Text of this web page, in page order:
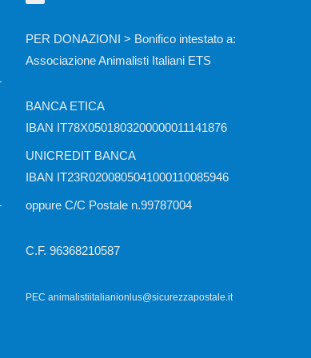
PER DONAZIONI > Bonifico intestato a:
Associazione Animalisti Italiani ETS
BANCA ETICA
IBAN IT78X0501803200000011141876
UNICREDIT BANCA
IBAN IT23R0200805041000110085946
oppure C/C Postale n.99787004
C.F. 96368210587
PEC animalistiitalianionlus@sicurezzapostale.it